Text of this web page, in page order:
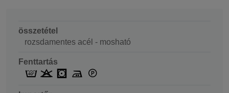
összetétel
rozsdamentes acél - mosható
Fenttartás